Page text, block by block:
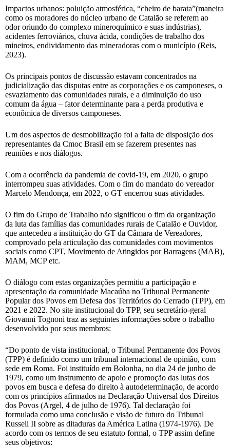
Impactos urbanos: poluição atmosférica, “cheiro de barata”(maneira
como os moradores do núcleo urbano de Catalão se referem ao
odor oriundo do complexo mineroquímico e suas indústrias),
acidentes ferroviários, chuva ácida, condições de trabalho dos
mineiros, endividamento das mineradoras com o município (Reis,
2023).
Os principais pontos de discussão estavam concentrados na
judicialização das disputas entre as corporações e os camponeses, o
esvaziamento das comunidades rurais, e a diminuição do uso
comum da água – fator determinante para a perda produtiva e
econômica de diversos camponeses.
Um dos aspectos de desmobilização foi a falta de disposição dos
representantes da Cmoc Brasil em se fazerem presentes nas
reuniões e nos diálogos.
Com a ocorrência da pandemia de covid-19, em 2020, o grupo
interrompeu suas atividades. Com o fim do mandato do vereador
Marcelo Mendonça, em 2022, o GT encerrou suas atividades.
O fim do Grupo de Trabalho não significou o fim da organização
da luta das famílias das comunidades rurais de Catalão e Ouvidor,
que antecedeu a instituição do GT da Câmara de Vereadores,
comprovado pela articulação das comunidades com movimentos
sociais como CPT, Movimento de Atingidos por Barragens (MAB),
MAM, MCP etc.
O diálogo com estas organizações permitiu a participação e
apresentação da comunidade Macaúba no Tribunal Permanente
Popular dos Povos em Defesa dos Territórios do Cerrado (TPP), em
2021 e 2022. No site institucional do TPP, seu secretário-geral
Giovanni Tognoni traz as seguintes informações sobre o trabalho
desenvolvido por seus membros:
“Do ponto de vista institucional, o Tribunal Permanente dos Povos
(TPP) é definido como um tribunal internacional de opinião, com
sede em Roma. Foi instituído em Bolonha, no dia 24 de junho de
1979, como um instrumento de apoio e promoção das lutas dos
povos em busca e defesa do direito à autodeterminação, de acordo
com os princípios afirmados na Declaração Universal dos Direitos
dos Povos (Argel, 4 de julho de 1976). Tal declaração foi
formulada como uma conclusão e visão de futuro do Tribunal
Russell II sobre as ditaduras da América Latina (1974-1976). De
acordo com os termos de seu estatuto formal, o TPP assim define
seus objetivos: